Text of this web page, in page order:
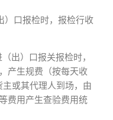
）口报检时，报检行收
出）口报关报检时，
产生规费（按每天收
或其代理人到场，由
费用产生查验费用统